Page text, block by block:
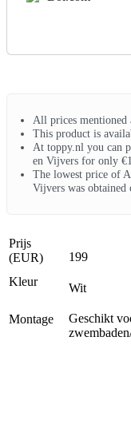
All prices mentioned
This product is
At toppy.nl you can
en Vijvers for only
The lowest price of
Vijvers was obtained
Prijs
(EUR)
199
Kleur
Wit
Montage
Geschikt